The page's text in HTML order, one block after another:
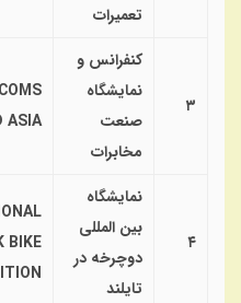
تعمیرات
۳
کنفرانس و
نمایشگاه
صنعت
مخابرات
ASIA
۴
نمایشگاه
بین المللی
دوچرخه در
تایلند
BIKE